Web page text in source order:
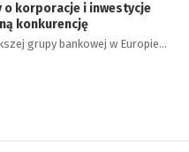
o korporacje i inwestycje
konkurencję
grupy bankowej w Europie…